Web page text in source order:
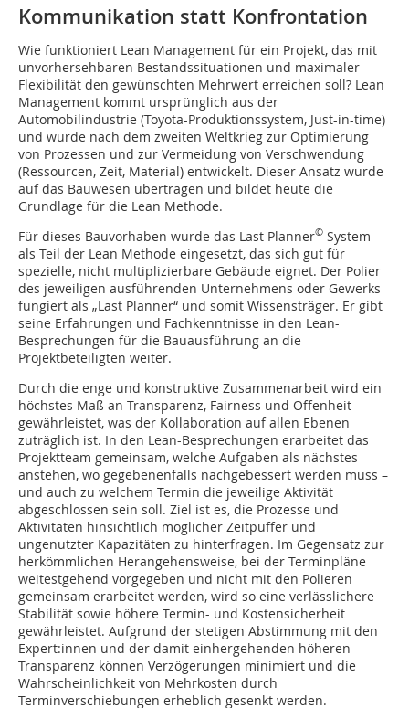
Kommunikation statt Konfrontation
Wie funktioniert Lean Management für ein Projekt, das mit
unvorhersehbaren Bestandssitua­tionen und maximaler
Flexibilität den gewünschten Mehrwert erreichen soll? Lean
Management kommt ursprünglich aus der
Automobilindustrie (Toyota-Produktionssystem, Just-in-time)
und wurde nach dem zweiten Weltkrieg zur Optimierung
von Prozessen und zur Vermeidung von Verschwendung
(Ressourcen, Zeit, Material) entwickelt. Dieser Ansatz wurde
auf das Bauwesen übertragen und bildet heute die
Grundlage für die Lean Methode.
Für dieses Bauvorhaben wurde das Last Planner© System
als Teil der Lean Methode eingesetzt, das sich gut für
spezielle, nicht multiplizierbare Gebäude eignet. Der Polier
des jeweiligen ausführenden Unternehmens oder Gewerks
fungiert als „Last Planner“ und somit Wissensträger. Er gibt
seine Erfahrungen und Fachkenntnisse in den Lean-
Besprechungen für die Bauausführung an die
Projektbeteiligten weiter.
Durch die enge und konstruktive Zusammenarbeit wird ein
höchstes Maß an Transparenz, Fairness und Offenheit
gewährleistet, was der Kollaboration auf allen Ebenen
zuträglich ist. In den Lean-Besprechungen erarbeitet das
Projektteam gemeinsam, welche Aufgaben als nächstes
anstehen, wo gegebenenfalls nachgebessert werden muss –
und auch zu welchem Termin die jeweilige Aktivität
abgeschlossen sein soll. Ziel ist es, die Prozesse und
Aktivitäten hinsichtlich möglicher Zeitpuffer und
ungenutzter Kapazitäten zu hinterfragen. Im Gegensatz zur
herkömmlichen Herangehensweise, bei der Terminpläne
weitestgehend vorgegeben und nicht mit den Polieren
gemeinsam erarbeitet werden, wird so eine verlässlichere
Stabilität sowie höhere Termin- und Kostensicherheit
gewährleistet. Aufgrund der stetigen Abstimmung mit den
Expert:innen und der damit einhergehenden höheren
Transparenz können Verzögerungen minimiert und die
Wahrscheinlichkeit von Mehrkosten durch
Terminverschiebungen erheblich gesenkt werden.